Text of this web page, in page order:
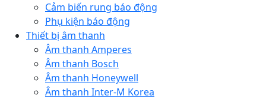
Cảm biến rung báo động
Phụ kiện báo động
Thiết bị âm thanh
Âm thanh Amperes
Âm thanh Bosch
Âm thanh Honeywell
Âm thanh Inter-M Korea